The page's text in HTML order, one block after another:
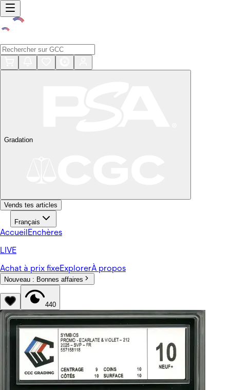
Gradation
Vends tes articles
Français
AccueilEnchères
LIVE
Achat à prix fixeExplorerÀ propos
Nouveau : Bonnes affaires
440